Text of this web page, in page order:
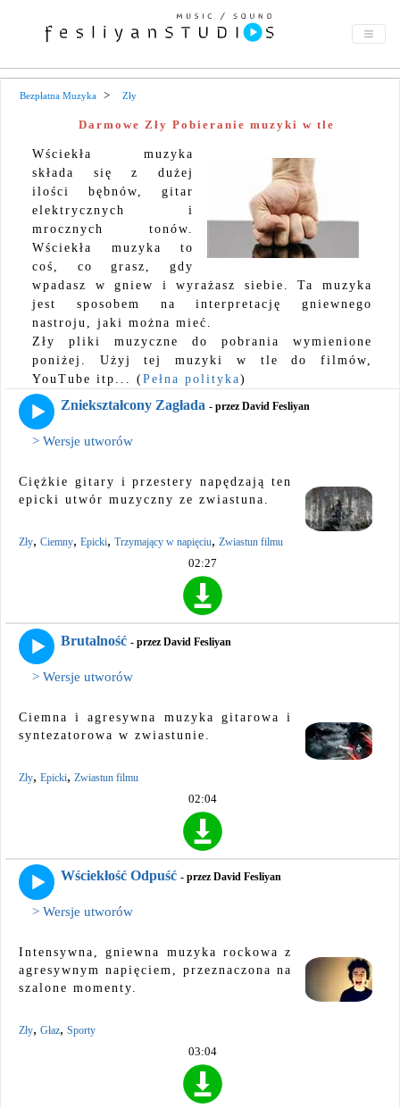
Bezpłatna Muzyka Zły
Darmowe Zły Pobieranie muzyki w tle
Wściekła muzyka
składa się z dużej
ilości bębnów, gitar
elektrycznych i
mrocznych tonów.
Wściekła muzyka to
coś, co grasz, gdy
wpadasz w gniew i wyrażasz siebie. Ta muzyka
jest sposobem na interpretację gniewnego
nastroju, jaki można mieć.
Zły pliki muzyczne do pobrania wymienione
poniżej. Użyj tej muzyki w tle do filmów,
YouTube itp... (Pełna polityka)
Zniekształcony Zagłada - przez David Fesliyan
> Wersje utworów
Ciężkie gitary i przestery napędzają ten
epicki utwór muzyczny ze zwiastuna.
Zły, Ciemny, Epicki, Trzymający w napięciu, Zwiastun filmu
02:27
Brutalność - przez David Fesliyan
> Wersje utworów
Ciemna i agresywna muzyka gitarowa i
syntezatorowa w zwiastunie.
Zły, Epicki, Zwiastun filmu
02:04
Wściekłość Odpuść - przez David Fesliyan
> Wersje utworów
Intensywna, gniewna muzyka rockowa z
agresywnym napięciem, przeznaczona na
szalone momenty.
Zły, Głaz, Sporty
03:04